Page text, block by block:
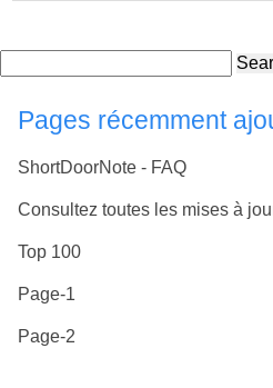
Pages récemment
ShortDoorNote - FAQ
Consultez toutes les mises à
Top 100
Page-1
Page-2